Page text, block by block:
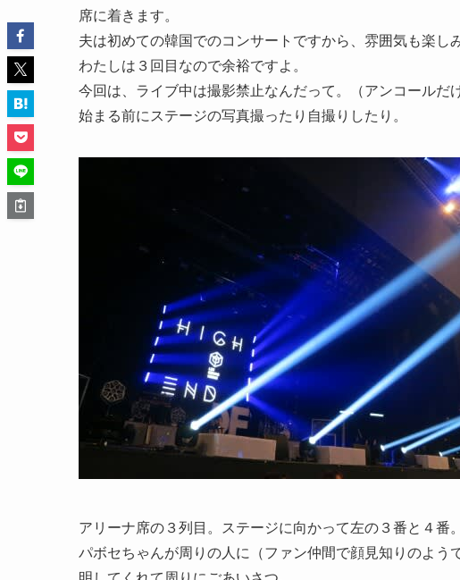
席に着きます。
夫は初めての韓国でのコンサートですから、雰囲気も楽し
わたしは３回目なので余裕ですよ。
今回は、ライブ中は撮影禁止なんだって。（アンコールだ
始まる前にステージの写真撮ったり自撮りしたり。
アリーナ席の３列目。ステージに向かって左の３番と４番。
パボセちゃんが周りの人に（ファン仲間で顔見知りのよう